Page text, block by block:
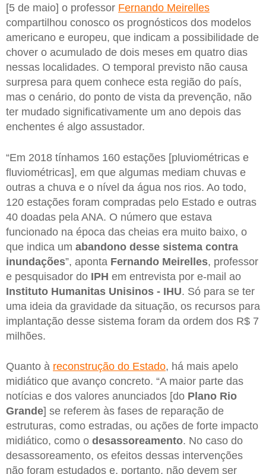
[5 de maio] o professor Fernando Meirelles
compartilhou conosco os prognósticos dos modelos
americano e europeu, que indicam a possibilidade de
chover o acumulado de dois meses em quatro dias
nessas localidades. O temporal previsto não causa
surpresa para quem conhece esta região do país,
mas o cenário, do ponto de vista da prevenção, não
ter mudado significativamente um ano depois das
enchentes é algo assustador.
“Em 2018 tínhamos 160 estações [pluviométricas e
fluviométricas], em que algumas mediam chuvas e
outras a chuva e o nível da água nos rios. Ao todo,
120 estações foram compradas pelo Estado e outras
40 doadas pela ANA. O número que estava
funcionado na época das cheias era muito baixo, o
que indica um abandono desse sistema contra
inundações”, aponta Fernando Meirelles, professor
e pesquisador do IPH em entrevista por e-mail ao
Instituto Humanitas Unisinos - IHU. Só para se ter
uma ideia da gravidade da situação, os recursos para
implantação desse sistema foram da ordem dos R$ 7
milhões.
Quanto à reconstrução do Estado, há mais apelo
midiático que avanço concreto. “A maior parte das
notícias e dos valores anunciados [do Plano Rio
Grande] se referem às fases de reparação de
estruturas, como estradas, ou ações de forte impacto
midiático, como o desassoreamento. No caso do
desassoreamento, os efeitos dessas intervenções
não foram estudados e, portanto, não devem ser